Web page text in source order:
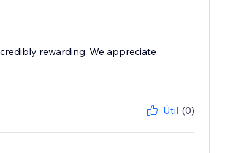
rewarding. We appreciate
Útil (0)